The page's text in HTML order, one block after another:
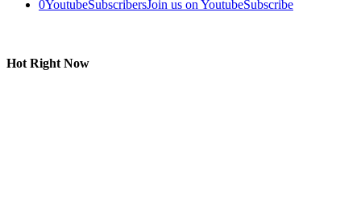
0YoutubeSubscribersJoin us on YoutubeSubscribe
Hot Right Now